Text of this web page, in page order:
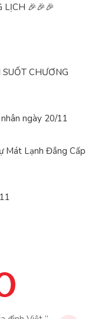
LỊCH 🎉🎉🎉
CHƯƠNG
ngày 20/11
Mát Lạnh Đẳng Cấp